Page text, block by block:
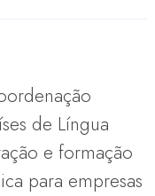
de Língua
e formação
para empresas